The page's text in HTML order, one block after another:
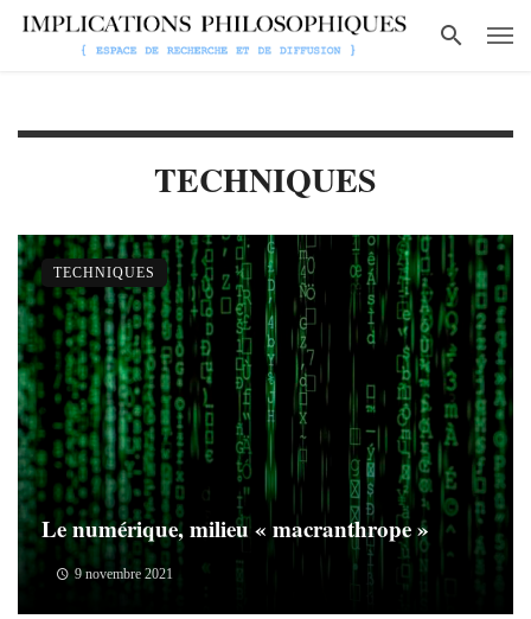
TECHNIQUES
Le numérique, milieu « macranthrope »
9 novembre 2021
TECHNIQUES